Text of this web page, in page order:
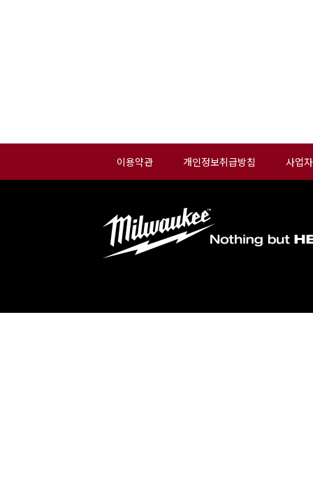
이용약관 개인정보취급방침 사업